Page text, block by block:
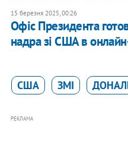
15 березня 2025, 00:26
Офіс Президента
надра зі США в
США ЗМІ
РЕКЛАМА